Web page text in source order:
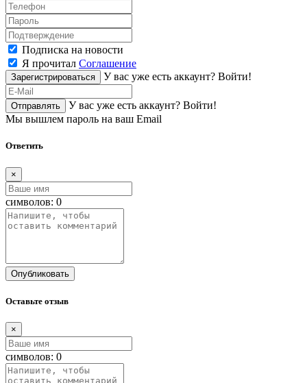
Подписка на новости
Я прочитал Соглашение
Зарегистрироваться У вас уже есть аккаунт? Войти!
Отправлять У вас уже есть аккаунт? Войти!
Мы вышлем пароль на ваш Email
Ответить
×
символов: 0
Опубликовать
Оставьте отзыв
×
символов: 0